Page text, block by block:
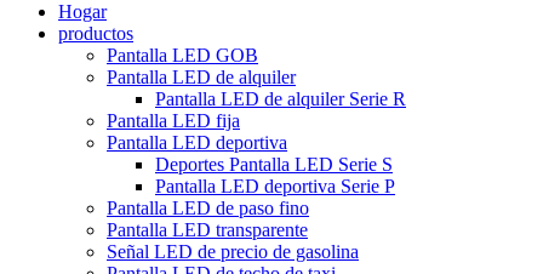
Hogar
productos
Pantalla LED GOB
Pantalla LED de alquiler
Pantalla LED de alquiler Serie R
Pantalla LED fija
Pantalla LED deportiva
Deportes Pantalla LED Serie S
Pantalla LED deportiva Serie P
Pantalla LED de paso fino
Pantalla LED transparente
Señal LED de precio de gasolina